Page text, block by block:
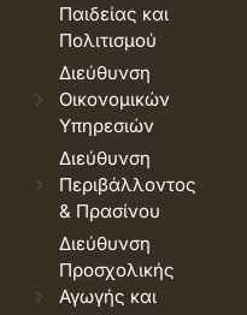
Παιδείας και
Πολιτισμού
Διεύθυνση
Οικονομικών
Υπηρεσιών
Διεύθυνση
Περιβάλλοντος
& Πρασίνου
Διεύθυνση
Προσχολικής
Αγωγής και